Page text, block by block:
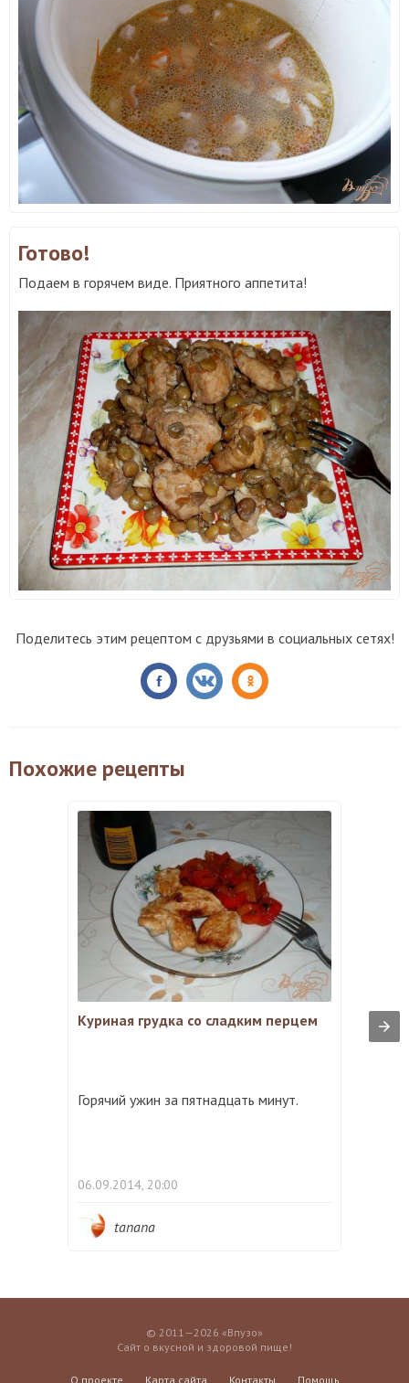
Готово!
Подаем в горячем виде. Приятного аппетита!
Поделитесь этим рецептом с друзьями в социальных сетях!
Похожие рецепты
Куриная грудка со сладким перцем
Горячий ужин за пятнадцать минут.
06.09.2014, 20:00
tanana
© 2011—2026 «Впузо»
Сайт о вкусной и здоровой пище!
О проекте Карта сайта Контакты Помощь